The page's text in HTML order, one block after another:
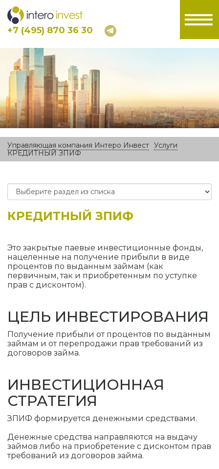
+7 (495) 870 36 30
Управляющая компания Интеро Инвест Услуги
КРЕДИТНЫЙ ЗПИФ
КРЕДИТНЫЙ ЗПИФ
Это закрытые паевые инвестиционные фонды,
нацеленные на получение прибыли в виде
процентов по выданным займам (как
первичным, так и приобретенным по уступке
прав с дисконтом).
ЦЕЛЬ ИНВЕСТИРОВАНИЯ
Получение прибыли от процентов по выданным
займам и от перепродажи прав требований из
договоров займа.
ИНВЕСТИЦИОННАЯ
СТРАТЕГИЯ
ЗПИФ формируется денежными средствами.
Денежные средства направляются на выдачу
займов либо на приобретение с дисконтом прав
требований из договоров займа.